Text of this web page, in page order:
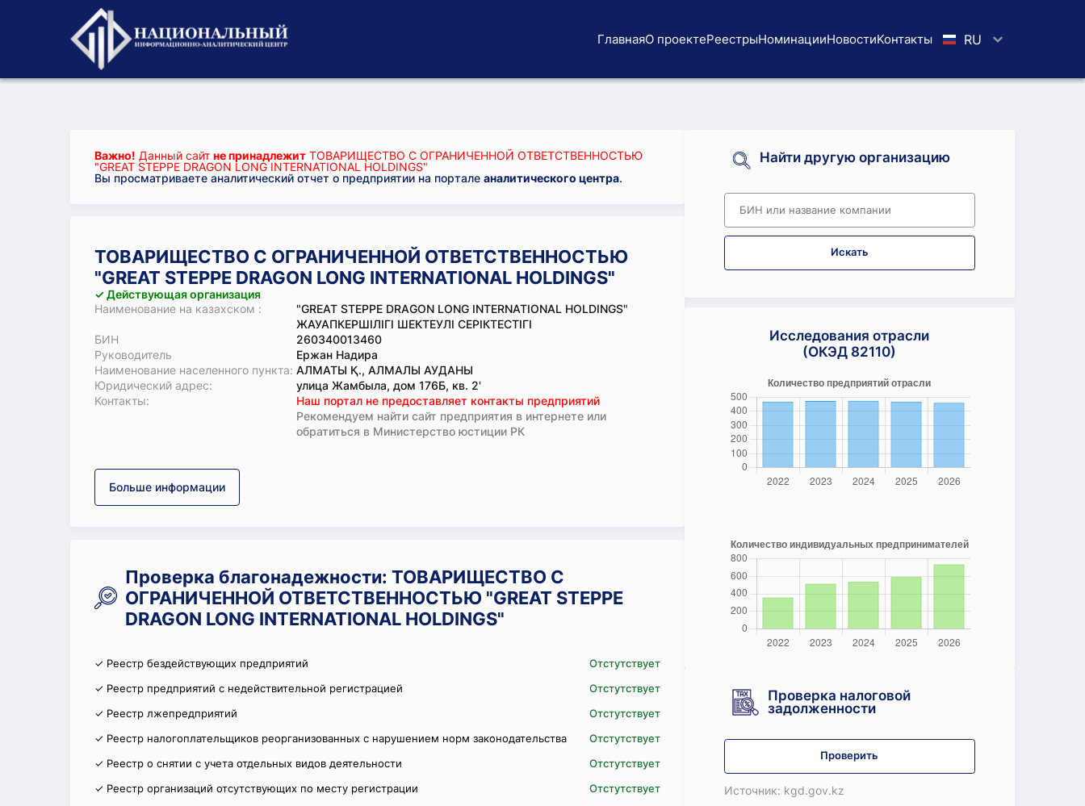
ГлавнаяО проектеРеестрыНоминацииНовостиKoнтaкты RU
Важно! Данный сайт не принадлежит ТОВАРИЩЕСТВО С ОГРАНИЧЕННОЙ ОТВЕТСТВЕННОСТЬЮ
"GREAT STEPPE DRAGON LONG INTERNATIONAL HOLDINGS"
Вы просматриваете аналитический отчет о предприятии на портале аналитического центра.
ТОВАРИЩЕСТВО С ОГРАНИЧЕННОЙ ОТВЕТСТВЕННОСТЬЮ
"GREAT STEPPE DRAGON LONG INTERNATIONAL HOLDINGS"
✓ Действующая организация
Наименование на казахском :
"GREAT STEPPE DRAGON LONG INTERNATIONAL HOLDINGS"
ЖАУАПКЕРШІЛІГІ ШЕКТЕУЛІ СЕРІКТЕСТІГІ
БИН
260340013460
Руководитель
Ержан Надира
Наименование населенного пункта: АЛМАТЫ Қ., АЛМАЛЫ АУДАНЫ
Юридический адрес:
улица Жамбыла, дом 176Б, кв. 2'
Koнтaкты:
Наш портал не предоставляет контакты предприятий
Рекомендуем найти сайт предприятия в интернете или
обратиться в Министерство юстиции РК
Больше информации
Проверка благонадежности: ТОВАРИЩЕСТВО С
ОГРАНИЧЕННОЙ ОТВЕТСТВЕННОСТЬЮ "GREAT STEPPE
DRAGON LONG INTERNATIONAL HOLDINGS"
✓ Реестр бездействующих предприятий
Отстутствует
✓ Реестр предприятий с недействительной регистрацией
Отстутствует
✓ Реестр лжепредприятий
Отстутствует
✓ Реестр налогоплательщиков реорганизованных с нарушением норм законодательства
Отстутствует
✓ Реестр о снятии с учета отдельных видов деятельности
Отстутствует
✓ Реестр организаций отсутствующих по месту регистрации
Отстутствует
Найти другую организацию
Искать
Исследования отрасли
(ОКЭД 82110)
Проверка налоговой
задолженности
Проверить
Источник: kgd.gov.kz